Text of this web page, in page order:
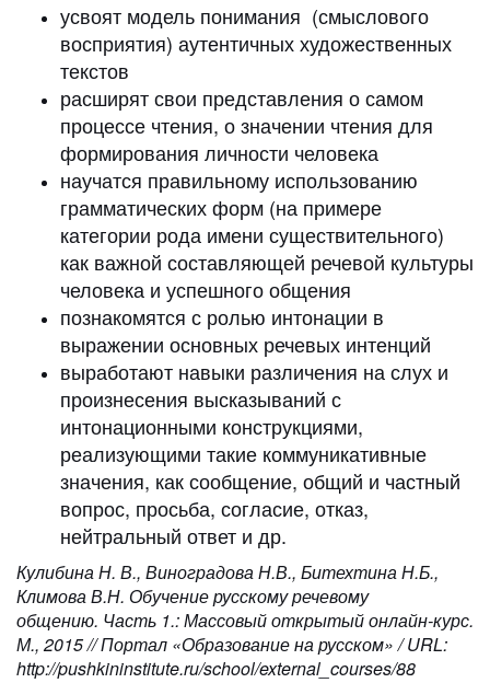
усвоят модель понимания (смыслового
восприятия) аутентичных художественных
текстов
расширят свои представления о самом
процессе чтения, о значении чтения для
формирования личности человека
научатся правильному использованию
грамматических форм (на примере
категории рода имени существительного)
как важной составляющей речевой культуры
человека и успешного общения
познакомятся с ролью интонации в
выражении основных речевых интенций
выработают навыки различения на слух и
произнесения высказываний с
интонационными конструкциями,
реализующими такие коммуникативные
значения, как сообщение, общий и частный
вопрос, просьба, согласие, отказ,
нейтральный ответ и др.
Кулибина Н. В., Виноградова Н.В., Битехтина Н.Б.,
Климова В.Н. Обучение русскому речевому
общению. Часть 1.: Массовый открытый онлайн-курс.
М., 2015 // Портал «Образование на русском» / URL:
http://pushkininstitute.ru/school/external_courses/88